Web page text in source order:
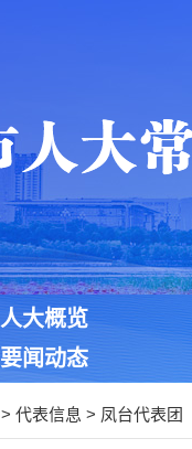
人大概览
要闻动态
> 代表信息 > 凤台代表团